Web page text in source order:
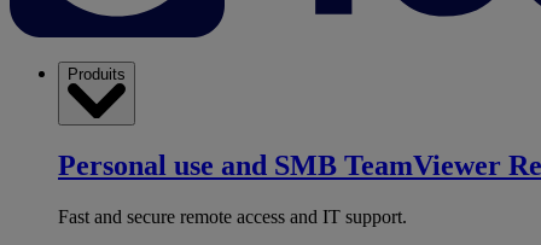
Produits
Personal use and SMB TeamViewer
Fast and secure remote access and IT support.